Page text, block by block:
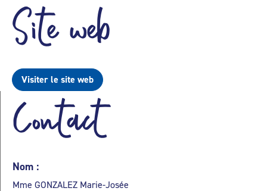
Site web
Visiter le site web
Contact
Nom :
Mme GONZALEZ Marie-Josée